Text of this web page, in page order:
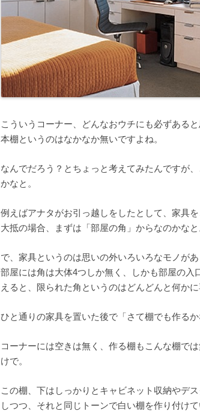
こういうコーナー、どんなおウチにも必ずある
本棚というのはなかなか無いですよね。
なんでだろう？とちょっと考えてみたんですが
かなと。
例えばアナタがお引っ越しをしたとして、家具
大抵の場合、まずは「部屋の角」からなのかなと
で、家具というのは思いの外いろいろなモノが
部屋には角は大体4つしか無く、しかも部屋の入
えると、限られた角というのはどんどんと何か
ひと通りの家具を置いた後で「さて棚でも作る
コーナーには空きは無く、作る棚もこんな棚で
けで。
この棚、下はしっかりとキャビネット収納やデ
しつつ、それと同じトーンで白い棚を作り付け